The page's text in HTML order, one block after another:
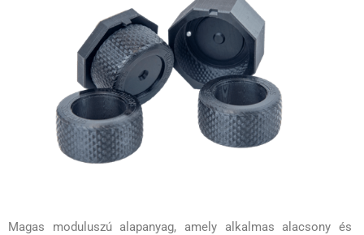
Magas moduluszú alapanyag, amely alkalmas alacsony és